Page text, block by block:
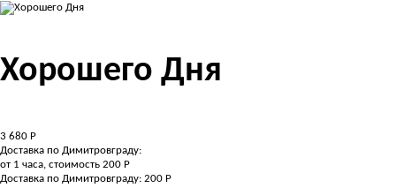
Хорошего Дня
3 680 Р
Доставка по Димитровграду:
от 1 часа, стоимость 200 Р
Доставка по Димитровграду: 200 Р